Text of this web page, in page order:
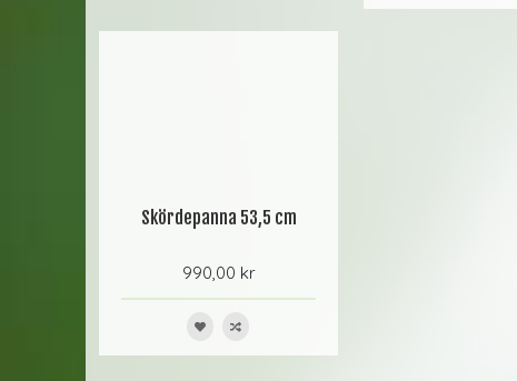
Skördepanna 53,5 cm
990,00 kr